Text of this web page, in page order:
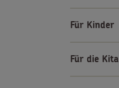
Für Kinder
Für die Kita